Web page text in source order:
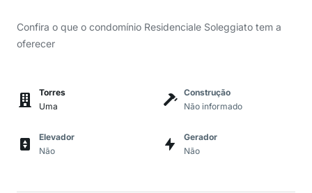
Confira o que o condomínio Residenciale Soleggiato tem a
oferecer
Torres
Uma
Construção
Não informado
Elevador
Não
Gerador
Não